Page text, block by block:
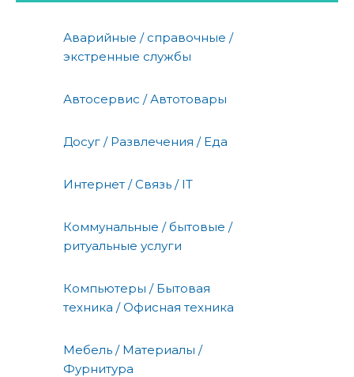
Аварийные / справочные /
экстренные службы
Автосервис / Автотовары
Досуг / Развлечения / Еда
Интернет / Связь / IT
Коммунальные / бытовые /
ритуальные услуги
Компьютеры / Бытовая
техника / Офисная техника
Мебель / Материалы /
Фурнитура